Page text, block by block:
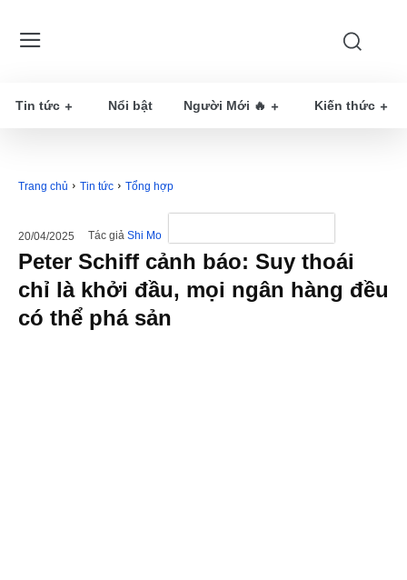
Tin tức Nổi bật Người Mới 🔥 Kiến thức
Trang chủ Tin tức Tổng hợp
20/04/2025 Tác giả Shi Mo
Peter Schiff cảnh báo: Suy thoái
chỉ là khởi đầu, mọi ngân hàng đều
có thể phá sản